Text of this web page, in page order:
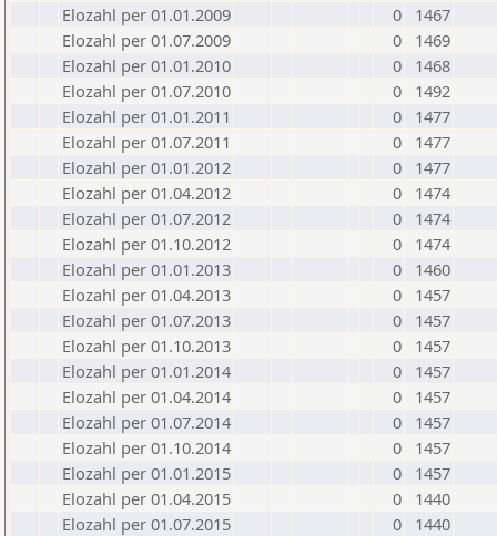
Elozahl per 01.01.2009
0
1467
Elozahl per 01.07.2009
0
1469
Elozahl per 01.01.2010
0
1468
Elozahl per 01.07.2010
0
1492
Elozahl per 01.01.2011
0
1477
Elozahl per 01.07.2011
0
1477
Elozahl per 01.01.2012
0
1477
Elozahl per 01.04.2012
0
1474
Elozahl per 01.07.2012
0
1474
Elozahl per 01.10.2012
0
1474
Elozahl per 01.01.2013
0
1460
Elozahl per 01.04.2013
0
1457
Elozahl per 01.07.2013
0
1457
Elozahl per 01.10.2013
0
1457
Elozahl per 01.01.2014
0
1457
Elozahl per 01.04.2014
0
1457
Elozahl per 01.07.2014
0
1457
Elozahl per 01.10.2014
0
1457
Elozahl per 01.01.2015
0
1457
Elozahl per 01.04.2015
0
1440
Elozahl per 01.07.2015
0
1440